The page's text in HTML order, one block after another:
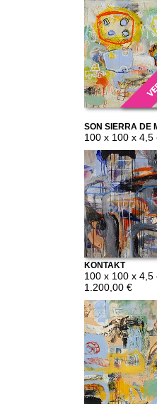
SON SIERRA DE
1100 x 100 x 4,5
KONTAKT
100 x 100 x 4,5
1.200,00 €